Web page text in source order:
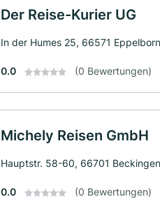
Der Reise-Kurier UG
In der Humes 25, 66571 Eppelborn
0.0 (0 Bewertungen)
Michely Reisen GmbH
Hauptstr. 58-60, 66701 Beckingen
0.0 (0 Bewertungen)